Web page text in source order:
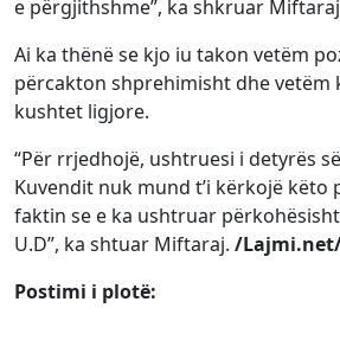
e përgjithshme”, ka shkruar
Ai ka thënë se kjo iu takon vetëm
përcakton shprehimisht dhe vetëm
kushtet ligjore.
“Për rrjedhojë, ushtruesi i detyrës
Kuvendit nuk mund t’i kërkojë
faktin se e ka ushtruar
U.D”, ka shtuar Miftaraj. /
Postimi i plotë: